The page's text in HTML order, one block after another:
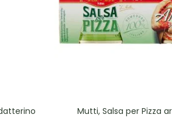
Mutti, Salsa per Pizza